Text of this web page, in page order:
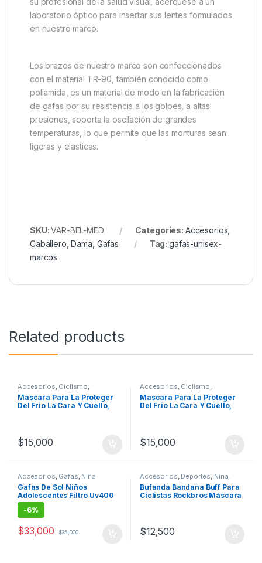
laboratorio óptico para insertar sus lentes formulados
en nuestro marco.
Los brazos de nuestro marco son confeccionados
con el material TR-90, también conocido como
poliamida, es un material de modo en la fabricación
de gafas por su resistencia a los golpes, a altas
presiones, soporta la oscilación de grandes
temperaturas, lo que permite que las monturas sean
ligeras y elasticas.
SKU:VAR-BEL-MED Categories: Accesorios
Caballero ,Dama Gafas Tag:gafas-unisex-
marcos
Related products
Accesorios, Ciclismo,
Deportes Niña Niño
Mascara Para La Proteger
Del Frio La Cara Y Cuello,
$15,000
Accesorios, Ciclismo,
Deportes Niña Niño
Mascara Para La Proteger
Del Frio La Cara Y Cuello,
$15,000
Accesorios, Gafas, Niña
Gafas De Sol Niños
Adolescentes Filtro Uv400
Policarbonato
-6%
$33,000 $35,000
Accesorios, Deportes, Niña,
Niño
Bufanda Bandana Buff Para
Ciclistas Rockbros Máscara
$12,500